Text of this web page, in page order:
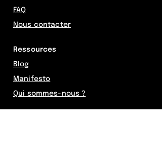
FAQ
Nous contacter
Ressources
Blog
Manifesto
Qui sommes-nous ?